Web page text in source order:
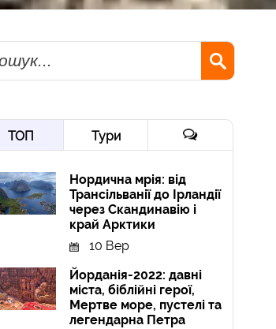
ТОП Тури
Нордична мрія: від
Трансільванії до Ірландії
через Скандинавію і
край Арктики
10 Вер
Йорданія-2022: давні
міста, біблійні герої,
Мертве море, пустелі та
легендарна Петра